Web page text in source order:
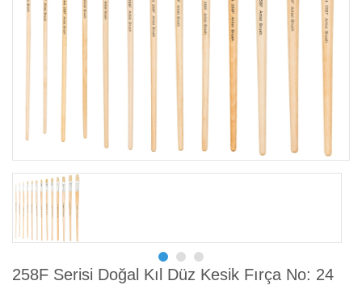
258F Serisi Doğal Kıl Düz Kesik Fırça No: 24